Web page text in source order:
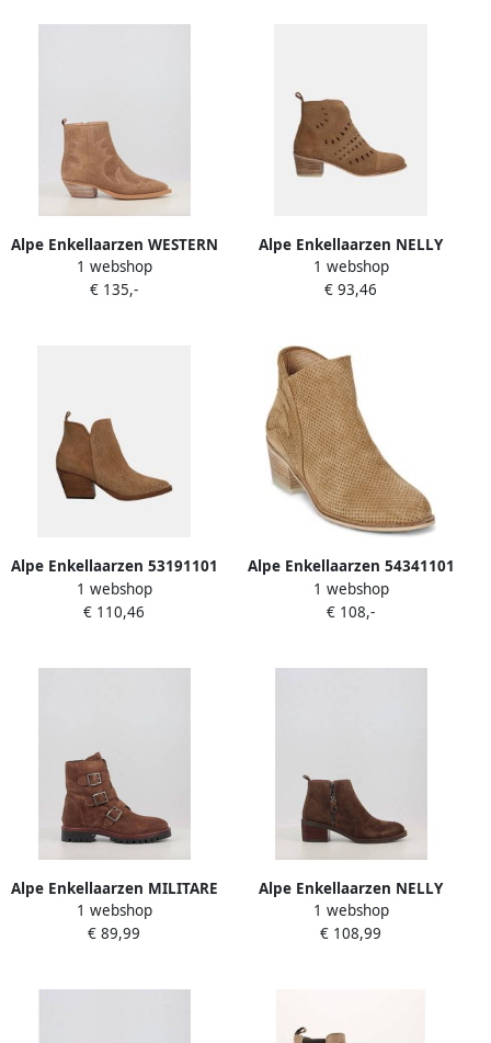
Alpe Enkellaarzen WESTERN
5235
1 webshop
€ 135,-
Alpe Enkellaarzen NELLY
5433
1 webshop
€ 93,46
Alpe Enkellaarzen 53191101
1 webshop
€ 110,46
Alpe Enkellaarzen 54341101
1 webshop
€ 108,-
Alpe Enkellaarzen MILITARE
5209
1 webshop
€ 89,99
Alpe Enkellaarzen NELLY
4441
1 webshop
€ 108,99